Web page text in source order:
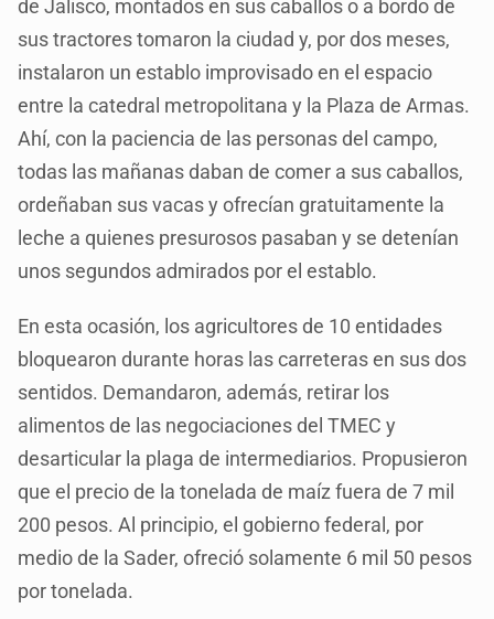
de Jalisco, montados en sus caballos o a bordo de
sus tractores tomaron la ciudad y, por dos meses,
instalaron un establo improvisado en el espacio
entre la catedral metropolitana y la Plaza de Armas.
Ahí, con la paciencia de las personas del campo,
todas las mañanas daban de comer a sus caballos,
ordeñaban sus vacas y ofrecían gratuitamente la
leche a quienes presurosos pasaban y se detenían
unos segundos admirados por el establo.
En esta ocasión, los agricultores de 10 entidades
bloquearon durante horas las carreteras en sus dos
sentidos. Demandaron, además, retirar los
alimentos de las negociaciones del TMEC y
desarticular la plaga de intermediarios. Propusieron
que el precio de la tonelada de maíz fuera de 7 mil
200 pesos. Al principio, el gobierno federal, por
medio de la Sader, ofreció solamente 6 mil 50 pesos
por tonelada.